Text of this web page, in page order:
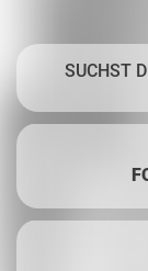
SUCHST